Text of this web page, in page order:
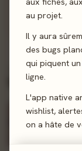
au projet.
Il y aura
des bugs
qui piquent
ligne.
L'app native
wishlist,
on a hâte de
Qui Dés Mieux ?
Gigamic
DANS 7 JOURS
Vendredi